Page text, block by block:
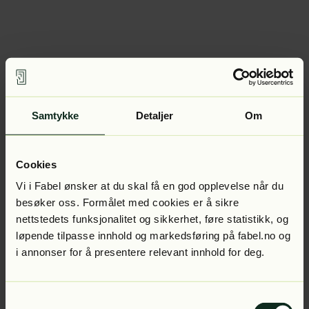
Samtykke Detaljer Om
Cookies
Vi i Fabel ønsker at du skal få en god opplevelse når du
besøker oss. Formålet med cookies er å sikre
nettstedets funksjonalitet og sikkerhet, føre statistikk, og
løpende tilpasse innhold og markedsføring på fabel.no og
i annonser for å presentere relevant innhold for deg.